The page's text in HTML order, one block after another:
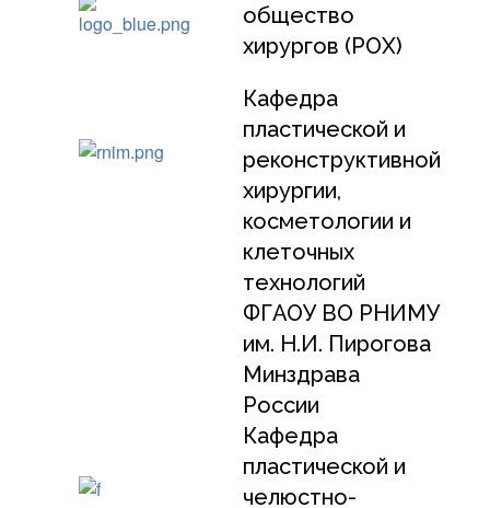
общество
хирургов (РОХ)
Кафедра
пластической и
реконструктивной
хирургии,
косметологии и
клеточных
технологий
ФГАОУ ВО РНИМУ
им. Н.И. Пирогова
Минздрава
России
Кафедра
пластической и
челюстно-